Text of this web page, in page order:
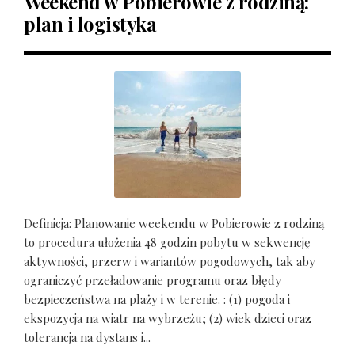
plan i logistyka
Definicja: Planowanie weekendu w Pobierowie z rodziną
to procedura ułożenia 48 godzin pobytu w sekwencję
aktywności, przerw i wariantów pogodowych, tak aby
ograniczyć przeładowanie programu oraz błędy
bezpieczeństwa na plaży i w terenie. : (1) pogoda i
ekspozycja na wiatr na wybrzeżu; (2) wiek dzieci oraz
tolerancja na dystans i...